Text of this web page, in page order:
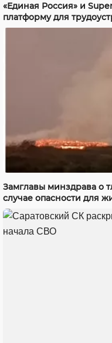
«Единая Россия» и
платформу для
Замглавы минздрава о
случае опасности для